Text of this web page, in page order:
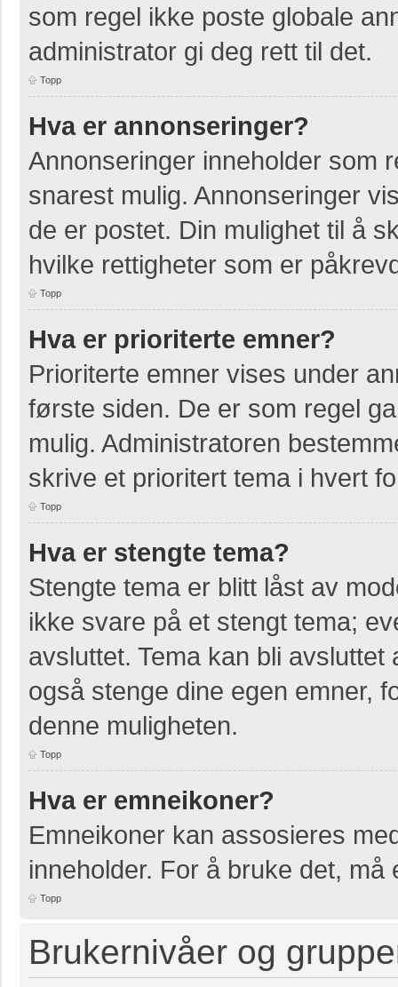
som regel ikke poste globale
administrator gi deg rett til det.
Topp
Hva er annonseringer?
Annonseringer inneholder som
snarest mulig. Annonseringer
de er postet. Din mulighet til å
hvilke rettigheter som er
Topp
Hva er prioriterte emner?
Prioriterte emner vises under
første siden. De er som regel
mulig. Administratoren
skrive et prioritert tema i hvert
Topp
Hva er stengte tema?
Stengte tema er blitt låst av
ikke svare på et stengt tema;
avsluttet. Tema kan bli
også stenge dine egen emner,
denne muligheten.
Topp
Hva er emneikoner?
Emneikoner kan assosieres
inneholder. For å bruke det,
Topp
Brukernivåer og